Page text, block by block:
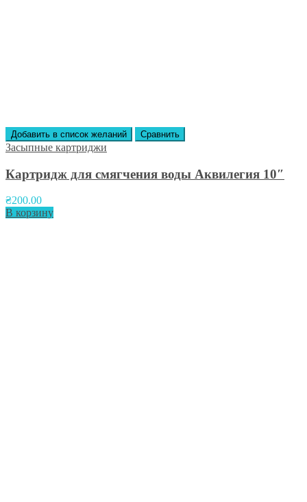
Добавить в список желаний Сравнить
Засыпные картриджи
Картридж для смягчения воды Аквилегия 10″
₴200.00
В корзину